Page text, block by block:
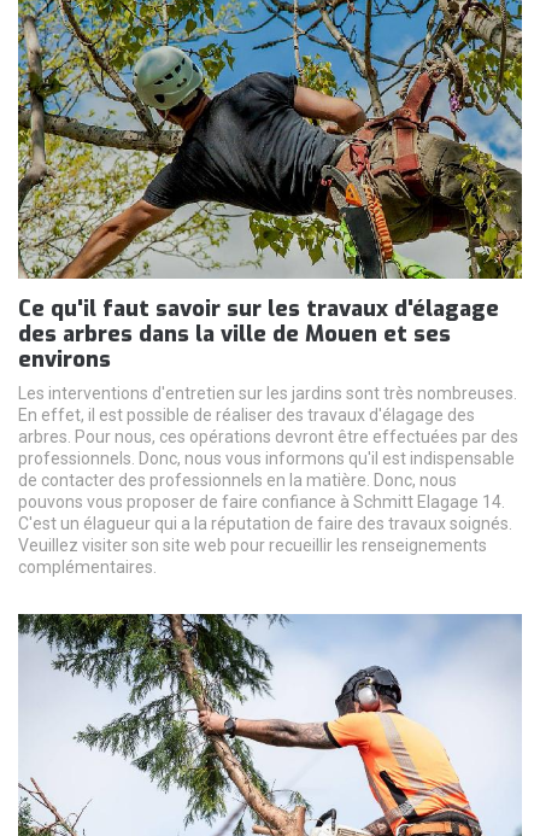
Ce qu'il faut savoir sur les travaux d'élagage
des arbres dans la ville de Mouen et ses
environs
Les interventions d'entretien sur les jardins sont très nombreuses.
En effet, il est possible de réaliser des travaux d'élagage des
arbres. Pour nous, ces opérations devront être effectuées par des
professionnels. Donc, nous vous informons qu'il est indispensable
de contacter des professionnels en la matière. Donc, nous
pouvons vous proposer de faire confiance à Schmitt Elagage 14.
C'est un élagueur qui a la réputation de faire des travaux soignés.
Veuillez visiter son site web pour recueillir les renseignements
complémentaires.